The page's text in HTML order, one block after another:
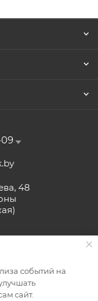
48
событий на
сайт.